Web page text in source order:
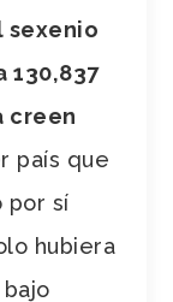
sexenio
130,837
creen
país que
por sí
hubiera